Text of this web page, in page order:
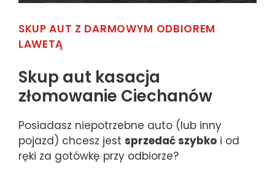
SKUP AUT Z DARMOWYM ODBIOREM
LAWETĄ
Skup aut kasacja
złomowanie Ciechanów
Posiadasz niepotrzebne auto (lub inny
pojazd) chcesz jest sprzedać szybko i od
ręki za gotówkę przy odbiorze?